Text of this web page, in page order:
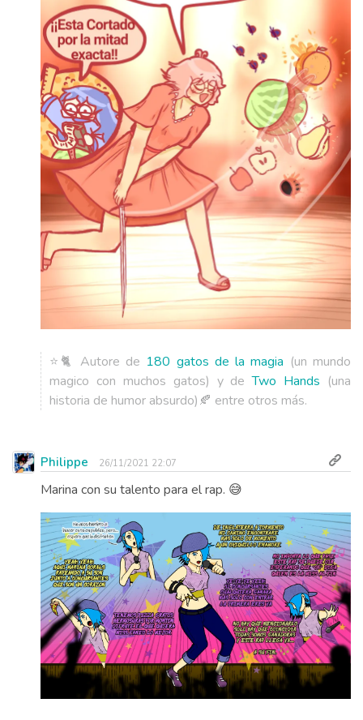
⭐🐈 Autore de 180 gatos de la magia (un mundo
magico con muchos gatos) y deTwo Hands (una
historia de humor absurdo)🍂 entre otros más.
Philippe 26/11/2021 22:07
Marina con su talento para el rap. 😅